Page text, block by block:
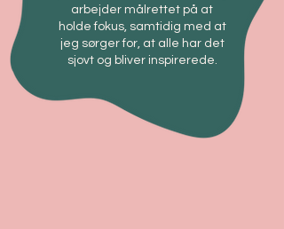
arbejder målrettet på at
holde fokus, samtidig med at
jeg sørger for, at alle har det
sjovt og bliver inspirerede.